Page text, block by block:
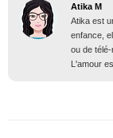
Atika M
Atika est
enfance,
ou de
L'amour